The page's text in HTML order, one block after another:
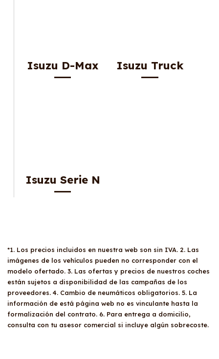
Isuzu D-Max Isuzu Truck
Isuzu Serie N
*1. Los precios incluidos en nuestra web son sin IVA. 2. Las
imágenes de los vehículos pueden no corresponder con el
modelo ofertado. 3. Las ofertas y precios de nuestros coches
están sujetos a disponibilidad de las campañas de los
proveedores. 4. Cambio de neumáticos obligatorios. 5. La
información de está página web no es vinculante hasta la
formalización del contrato. 6. Para entrega a domicilio,
consulta con tu asesor comercial si incluye algún sobrecoste.